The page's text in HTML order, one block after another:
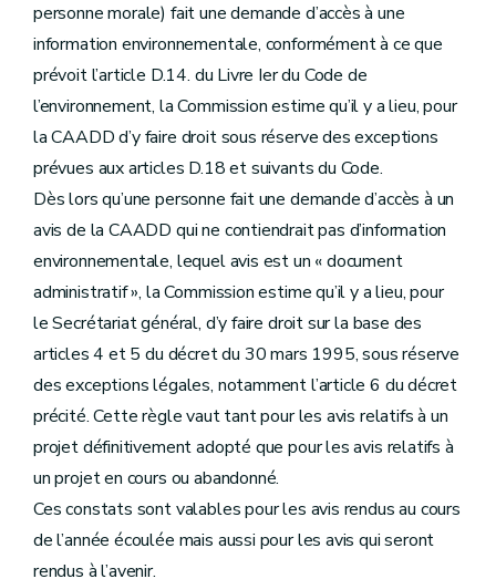
personne morale) fait une demande d’accès à une
information environnementale, conformément à ce que
prévoit l’article D.14. du Livre Ier du Code de
l’environnement, la Commission estime qu’il y a lieu, pour
la CAADD d’y faire droit sous réserve des exceptions
prévues aux articles D.18 et suivants du Code.
Dès lors qu’une personne fait une demande d’accès à un
avis de la CAADD qui ne contiendrait pas d’information
environnementale, lequel avis est un « document
administratif », la Commission estime qu’il y a lieu, pour
le Secrétariat général, d’y faire droit sur la base des
articles 4 et 5 du décret du 30 mars 1995, sous réserve
des exceptions légales, notamment l’article 6 du décret
précité. Cette règle vaut tant pour les avis relatifs à un
projet définitivement adopté que pour les avis relatifs à
un projet en cours ou abandonné.
Ces constats sont valables pour les avis rendus au cours
de l’année écoulée mais aussi pour les avis qui seront
rendus à l’avenir.